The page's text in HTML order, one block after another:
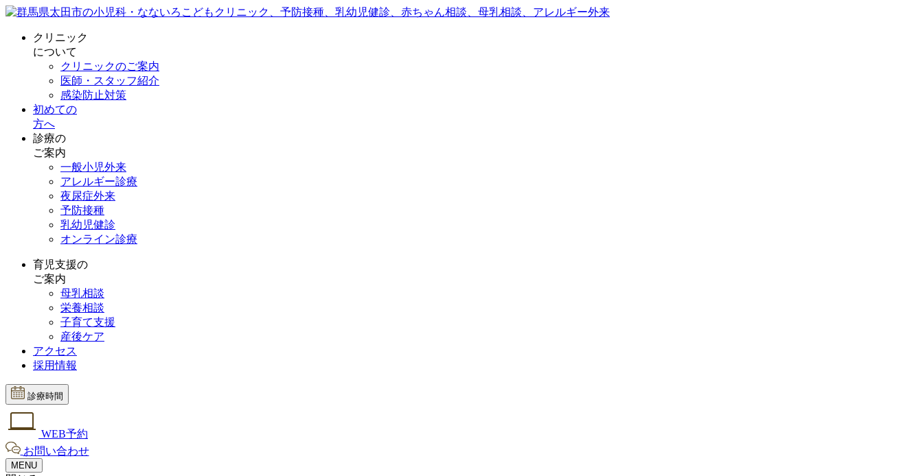
クリニック
について
クリニックのご案内
医師・スタッフ紹介
感染防止対策
初めての
方へ
診療の
ご案内
一般小児外来
アレルギー診療
夜尿症外来
予防接種
乳幼児健診
オンライン診療
育児支援の
ご案内
母乳相談
栄養相談
子育て支援
産後ケア
アクセス
採用情報
診療時間
WEB予約
お問い合わせ
MENU